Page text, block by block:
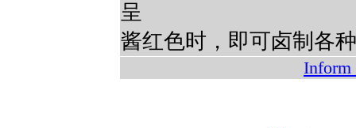
呈
酱红色时，即可卤制各
Inform